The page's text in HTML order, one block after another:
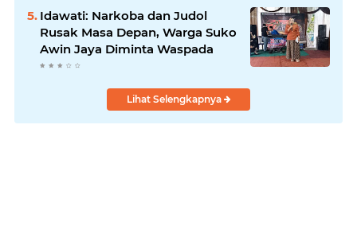
Idawati: Narkoba dan Judol
Rusak Masa Depan, Warga Suko
Awin Jaya Diminta Waspada
Lihat Selengkapnya